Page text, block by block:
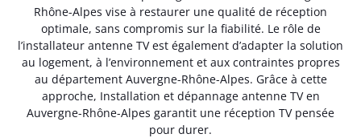
Rhône-Alpes vise à restaurer une qualité de réception
optimale, sans compromis sur la fiabilité. Le rôle de
l’installateur antenne TV est également d’adapter la solution
au logement, à l’environnement et aux contraintes propres
au département Auvergne-Rhône-Alpes. Grâce à cette
approche, Installation et dépannage antenne TV en
Auvergne-Rhône-Alpes garantit une réception TV pensée
pour durer.